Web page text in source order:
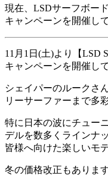
現在、LSDサーフボー
キャンペーンを開催し
11月1日(土)より【LSD
キャンペーンを開催し
シェイパーのルークさ
リーサーファーまで多
特に日本の波にチュー
デルを数多くラインナ
皆様へ向けた楽しいモ
冬の価格改正もありま